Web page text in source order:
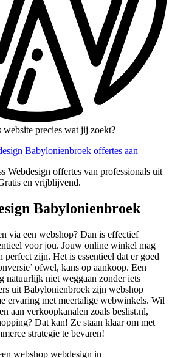
website precies wat jij zoekt?
Babylonienbroek offertes aan
Webdesign offertes van professionals uit
en vrijblijvend.
Babylonienbroek
via een webshop? Dan is effectief
voor jou. Jouw online winkel mag
perfect zijn. Het is essentieel dat er goed
ofwel, kans op aankoop. Een
natuurlijk niet weggaan zonder iets
uit Babylonienbroek zijn webshop
ervaring met meertalige webwinkels. Wil
aan verkoopkanalen zoals beslist.nl,
Dat kan! Ze staan klaar om met
strategie te bevaren!
webshop webdesign in